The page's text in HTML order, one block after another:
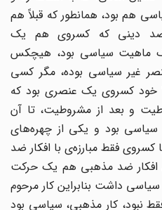
هم بود، همانطور که قبلاً هم
دینی که کسروی هم یک
ماهیت سیاسی بود، هیچکس
غیر سیاسی بوده، مگر کسی
کسروی یک عنصری بود که
و بعد از مشروطیت، تا آن
بود و یکی از چهره‌های
فقط مبارزه‌ی با افکار ضد
ضد مذهبی هم یک حرکت
داشت بنابراین کار مرحوم
نبود، کار مذهبی، سیاسی بود